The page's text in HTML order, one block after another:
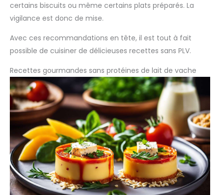
certains biscuits ou même certains plats préparés. La
vigilance est donc de mise.
Avec ces recommandations en tête, il est tout à fait
possible de cuisiner de délicieuses recettes sans PLV.
Recettes gourmandes sans protéines de lait de vache